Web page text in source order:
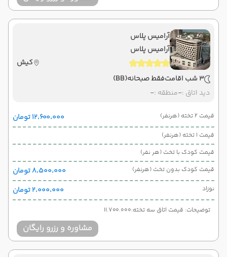
آرامیس پلاس
آرامیس پلاس
کیش
3 شب اقامت
فقط صبحانه(BB)
دید اتاق :-منطقه :-
قیمت 2 تخته (هرنفر) ۱۲٬۶۰۰٬۰۰۰ تومان
قیمت 1 تخته (هرنفر)
قیمت کودک با تخت (هر نفر)
قیمت کودک بدون تخت (هرنفر)
۸٬۵۰۰٬۰۰۰ تومان
نوزاد ۲٬۰۰۰٬۰۰۰ تومان
توضیحات: قیمت اتاق سه تخته:11.700.000
مشاوره و رزرو رایگان